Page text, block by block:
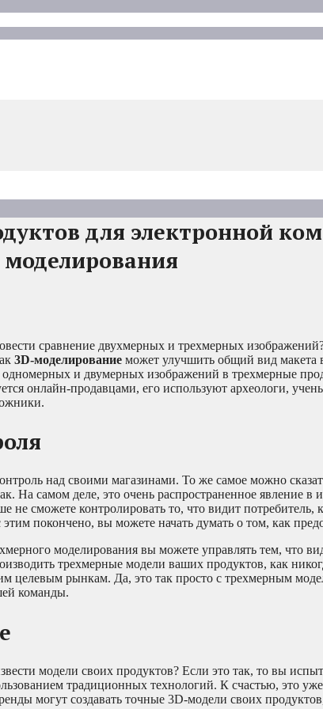
для электронной
сравнение двухмерных и трехмерных изображений?
3D-моделирование может улучшить общий вид макета
и двумерных изображений в трехмерные
онлайн-продавцами, его используют археологи,
над своими магазинами. То же самое можно
На самом деле, это очень распространенное явление
не сможете контролировать то, что видит потребитель,
покончено, вы можете начать думать о том, как
моделирования вы можете управлять тем, что
трехмерные модели ваших продуктов, как
целевым рынкам. Да, это так просто с трехмерным
команды.
модели своих продуктов? Если это так, то вы
традиционных технологий. К счастью, это
могут создавать точные 3D-модели своих